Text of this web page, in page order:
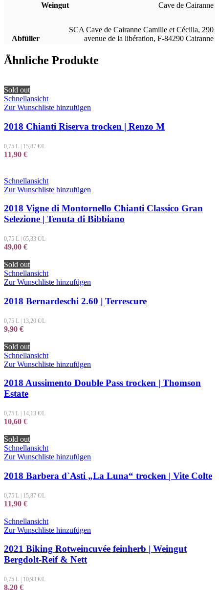
Weingut Cave de Cairanne
Abfüller
SCA Cave de Cairanne Camille et Cécilia, 290
avenue de la libération, F-84290 Cairanne
Ähnliche Produkte
Sold out
Schnellansicht
Zur Wunschliste hinzufügen
2018 Chianti Riserva trocken | Renzo M
0,75 L | 15,87 €/L
11,90 €
Schnellansicht
Zur Wunschliste hinzufügen
2018 Vigne di Montornello Chianti Classico Gran
Selezione | Tenuta di Bibbiano
0,75 L 65,33 €/L
49,00 €
Sold out
Schnellansicht
Zur Wunschliste hinzufügen
2018 Bernardeschi 2.60 | Terrescure
0,75 L | 13,20 €/L
9,90 €
Sold out
Schnellansicht
Zur Wunschliste hinzufügen
2018 Aussimento Double Pass trocken | Thomson
Estate
0,75 L 14,13 €/L
10,60 €
Sold out
Schnellansicht
Zur Wunschliste hinzufügen
2018 Barbera d`Asti „La Luna“ trocken | Vite Colte
0,75 L | 15,87 €/L
11,90 €
Schnellansicht
Zur Wunschliste hinzufügen
2021 Biking Rotweincuvée feinherb | Weingut
Bergdolt-Reif & Nett
0,75 L 10,93 €/L
8,20 €